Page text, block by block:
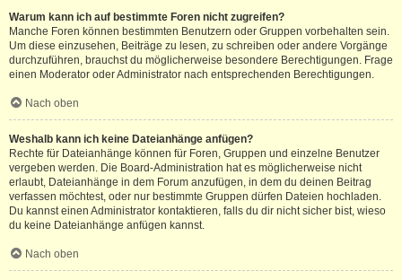
Warum kann ich auf bestimmte Foren nicht zugreifen?
Manche Foren können bestimmten Benutzern oder Gruppen vorbehalten sein.
Um diese einzusehen, Beiträge zu lesen, zu schreiben oder andere Vorgänge
durchzuführen, brauchst du möglicherweise besondere Berechtigungen. Frage
einen Moderator oder Administrator nach entsprechenden Berechtigungen.
Nach oben
Weshalb kann ich keine Dateianhänge anfügen?
Rechte für Dateianhänge können für Foren, Gruppen und einzelne Benutzer
vergeben werden. Die Board-Administration hat es möglicherweise nicht
erlaubt, Dateianhänge in dem Forum anzufügen, in dem du deinen Beitrag
verfassen möchtest, oder nur bestimmte Gruppen dürfen Dateien hochladen.
Du kannst einen Administrator kontaktieren, falls du dir nicht sicher bist, wieso
du keine Dateianhänge anfügen kannst.
Nach oben